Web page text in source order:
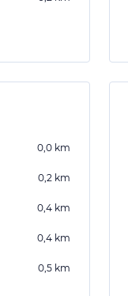
0,0 km
0,2 km
0,4 km
0,4 km
0,5 km